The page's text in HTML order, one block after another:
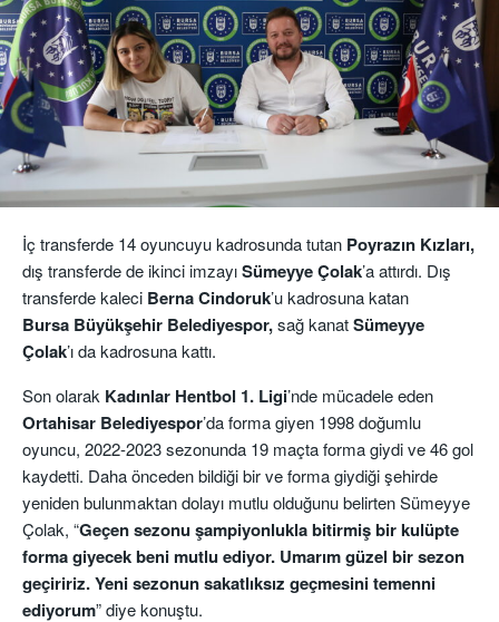
İç transferde 14 oyuncuyu kadrosunda tutan Poyrazın Kızları,
dış transferde de ikinci imzayıSümeyye Çolak’a attırdı. Dış
transferde kaleci Berna Cindoruk’u kadrosuna katan
Bursa Büyükşehir Belediyespor,sağ kanatSümeyye
Çolak’ı da kadrosuna kattı.
Son olarak Kadınlar Hentbol 1. Ligi’nde mücadele eden
Ortahisar Belediyespor’da forma giyen 1998 doğumlu
oyuncu, 2022-2023 sezonunda 19 maçta forma giydi ve 46 gol
kaydetti. Daha önceden bildiği bir ve forma giydiği şehirde
yeniden bulunmaktan dolayı mutlu olduğunu belirten Sümeyye
Çolak, “Geçen sezonu şampiyonlukla bitirmiş bir kulüpte
forma giyecek beni mutlu ediyor. Umarım güzel bir sezon
geçiririz. Yeni sezonun sakatlıksız geçmesini temenni
ediyorum” diye konuştu.